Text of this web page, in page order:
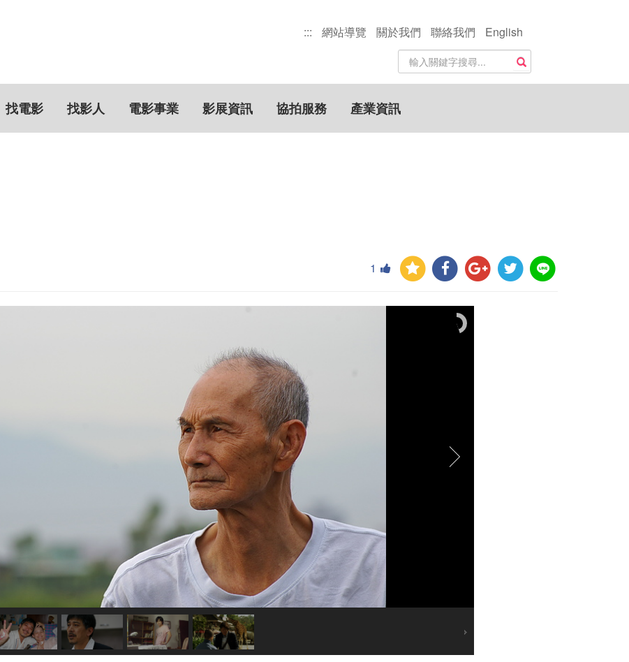
::: 網站導覽 關於我們 聯絡我們
English
站
內
搜
尋
關
鍵
搜尋
找電影 找影人 電影事業 影展資訊 協拍服務 產業資訊
1